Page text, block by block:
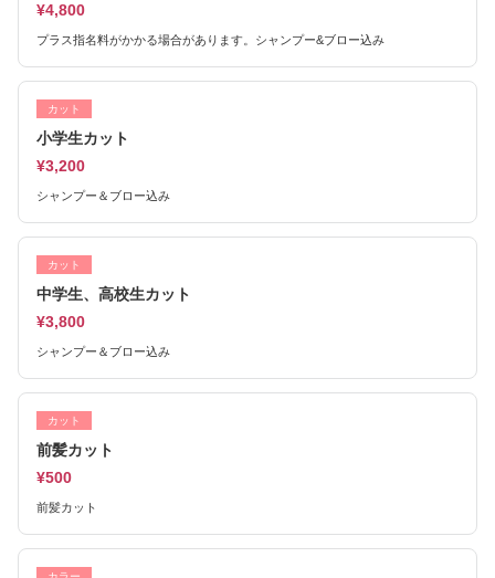
¥4,800
プラス指名料がかかる場合があります。シャンプー&ブロー込み
カット
小学生カット
¥3,200
シャンプー＆ブロー込み
カット
中学生、高校生カット
¥3,800
シャンプー＆ブロー込み
カット
前髪カット
¥500
前髪カット